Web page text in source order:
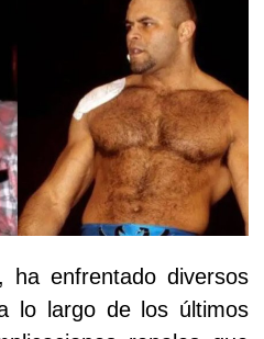
ha enfrentado diversos
lo largo de los últimos